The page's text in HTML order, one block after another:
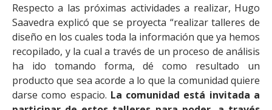
Respecto a las próximas actividades a realizar, Hugo
Saavedra explicó que se proyecta “realizar talleres de
diseño en los cuales toda la información que ya hemos
recopilado, y la cual a través de un proceso de análisis
ha ido tomando forma, dé como resultado un
producto que sea acorde a lo que la comunidad quiere
darse como espacio. La comunidad está invitada a